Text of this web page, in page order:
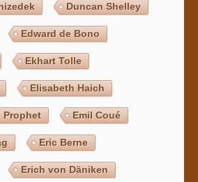
Duncan Shelley
Edward de Bono
Ekhart Tolle
Elisabeth Haich
Prophet Emil Coué
Eric Berne
Erich von Däniken